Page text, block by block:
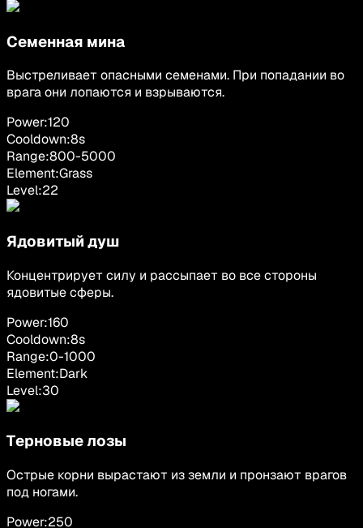
Семенная мина
Выстреливает опасными семенами. При попадании во
врага они лопаются и взрываются.
Power:120
Cooldown:8s
Range:800-5000
Element:Grass
Level:22
Ядовитый душ
Концентрирует силу и рассыпает во все стороны
ядовитые сферы.
Power:160
Cooldown:8s
Range:0-1000
Element:Dark
Level:30
Терновые лозы
Острые корни вырастают из земли и пронзают врагов
под ногами.
Power:250